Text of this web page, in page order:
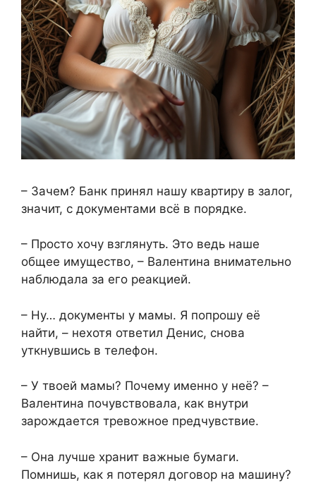
– Зачем? Банк принял нашу квартиру в залог,
значит, с документами всё в порядке.
– Просто хочу взглянуть. Это ведь наше
общее имущество, – Валентина внимательно
наблюдала за его реакцией.
– Ну… документы у мамы. Я попрошу её
найти, – нехотя ответил Денис, снова
уткнувшись в телефон.
– У твоей мамы? Почему именно у неё? –
Валентина почувствовала, как внутри
зарождается тревожное предчувствие.
– Она лучше хранит важные бумаги.
Помнишь, как я потерял договор на машину?